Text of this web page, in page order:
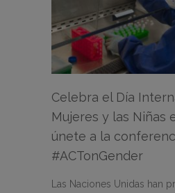
Celebra el Día
Mujeres y las Niñas
únete a la
#ACTonGender
Las Naciones Unidas han